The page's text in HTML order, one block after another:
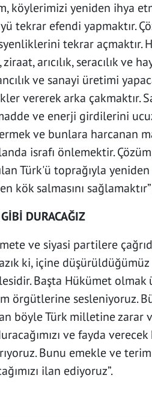
köylerimizi yeniden ihya
tekrar efendi yapmaktır.
tekrar açmaktır.
ziraat, arıcılık, seracılık ve
ve sanayi üretimi
vererek arka çakmaktır.
ve enerji girdilerini
ve bunlara harcanan
israfı önlemektir.
Türk'ü toprağıyla
kök salmasını
DURACAĞIZ
ve siyasi partilere
ki, içine
Başta Hükümet
örgütlerine sesleniyoruz.
böyle Türk milletine zarar
ve fayda
Bunu emekle ve
ilan ediyoruz”.